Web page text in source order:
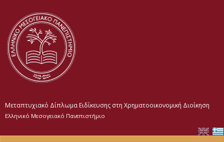
Μεταπτυχιακό Δίπλωμα Ειδίκευσης στη Χρηματοοικονομική Διοίκηση
Ελληνικό Μεσογειακό Πανεπιστήμιο